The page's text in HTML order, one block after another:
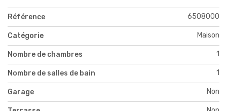
Référence 6508000
Catégorie Maison
Nombre de chambres 1
Nombre de salles de bain 1
Garage Non